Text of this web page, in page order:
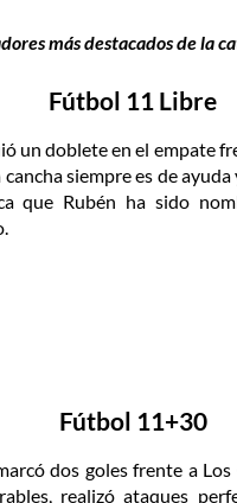
más destacados de la
Fútbol 11 Libre
un doblete en el empate
siempre es de ayuda
que Rubén ha sido
Fútbol 11+30
dos goles frente a Los
realizó ataques